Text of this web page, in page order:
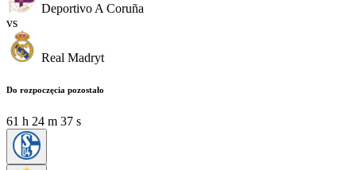
Deportivo A Coruña
vs
Real Madryt
Do rozpoczęcia pozostało
61 h 24 m 35 s